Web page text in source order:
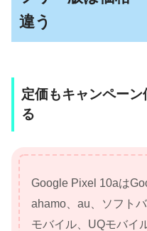
違う
定価もキャンペー
る
Google Pixel 10aは
ahamo、au、ソフト
モバイル、UQモバイ